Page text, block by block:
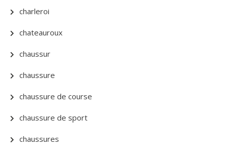
charleroi
chateauroux
chaussur
chaussure
chaussure de course
chaussure de sport
chaussures